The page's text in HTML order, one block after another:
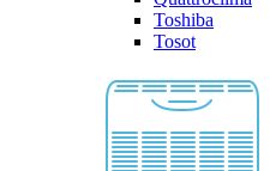
Toshiba
Tosot